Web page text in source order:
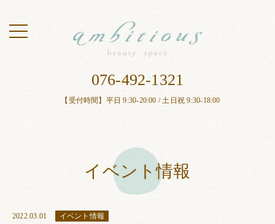
076-492-1321
【受付時間】平日 9:30-20:00 / 土日祝 9:30-18:00
toggle
navigation
イベント情報
2022.03.01 イベント情報